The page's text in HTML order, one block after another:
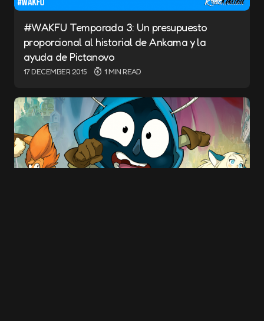
Name*
Save my name and e-mail in this browser for
the next time I comment.
#WAKFU Temporada 3: Un presupuesto
proporcional al historial de Ankama y la
ayuda de Pictanovo
17 DECEMBER 2015 1 MIN READ